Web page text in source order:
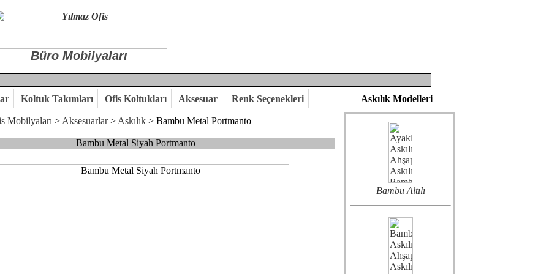
Büro Mobilyaları
kaliteye önem veriyorsanız,ofis mobilya ürünlerimizi incelemenizi öneririz.
ile hayal ettiğiniz özgün ofis ortamına kavuşabilirsiniz.
karar verelim.Büro Mobilya
Koltuk Takımları Ofis Koltukları Aksesuar Renk Seçenekleri Askılık Modelleri
Bambu Ahşap
Bambu Altılı
Mobilyaları > Aksesuarlar> Askılık> Bambu Metal Portmanto
Bambu Metal Siyah Portmanto